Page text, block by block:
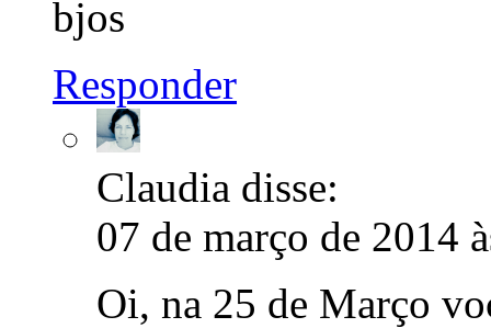
bjos
Responder
Claudia disse:
07 de março de 2014
Oi, na 25 de Março